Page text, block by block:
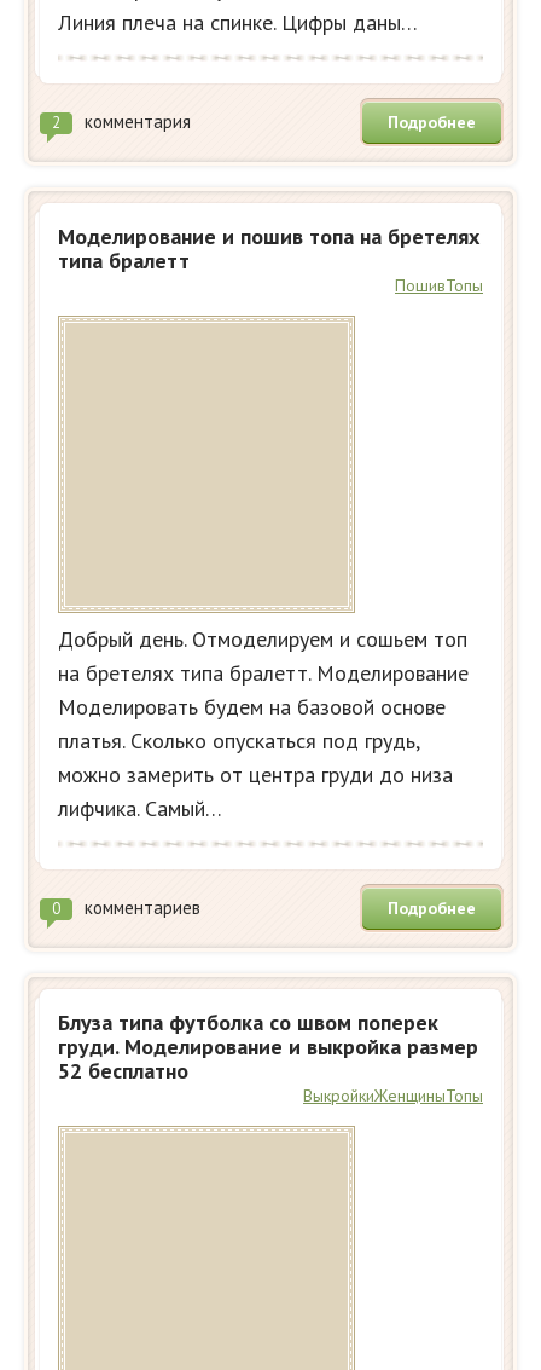
Линия плеча на спинке. Цифры даны…
2 комментария Подробнее
Моделирование и пошив топа на бретелях
типа бралетт
ПошивТопы
Добрый день. Отмоделируем и сошьем топ
на бретелях типа бралетт. Моделирование
Моделировать будем на базовой основе
платья. Сколько опускаться под грудь,
можно замерить от центра груди до низа
лифчика. Самый…
0 комментариев Подробнее
Блуза типа футболка со швом поперек
груди. Моделирование и выкройка размер
52 бесплатно
ВыкройкиЖенщиныТопы